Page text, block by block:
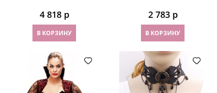
4 818 р
В КОРЗИНУ
2 783 р
В КОРЗИНУ